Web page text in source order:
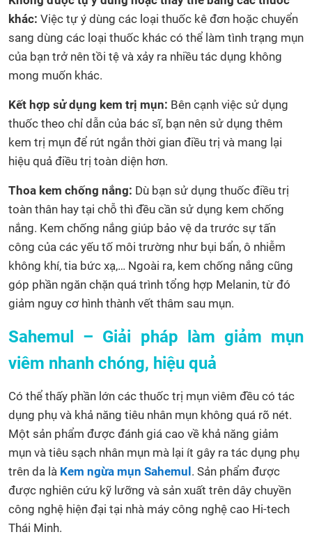
khác: Việc tự ý dùng các loại thuốc kê đơn hoặc chuyển
sang dùng các loại thuốc khác có thể làm tình trạng mụn
của bạn trở nên tồi tệ và xảy ra nhiều tác dụng không
mong muốn khác.
Kết hợp sử dụng kem trị mụn: Bên cạnh việc sử dụng
thuốc theo chỉ dẫn của bác sĩ, bạn nên sử dụng thêm
kem trị mụn để rút ngắn thời gian điều trị và mang lại
hiệu quả điều trị toàn diện hơn.
Thoa kem chống nắng: Dù bạn sử dụng thuốc điều trị
toàn thân hay tại chỗ thì đều cần sử dụng kem chống
nắng. Kem chống nắng giúp bảo vệ da trước sự tấn
công của các yếu tố môi trường như bụi bẩn, ô nhiễm
không khí, tia bức xạ,… Ngoài ra, kem chống nắng cũng
góp phần ngăn chặn quá trình tổng hợp Melanin, từ đó
giảm nguy cơ hình thành vết thâm sau mụn.
Sahemul – Giải pháp làm giảm mụn
viêm nhanh chóng, hiệu quả
Có thể thấy phần lớn các thuốc trị mụn viêm đều có tác
dụng phụ và khả năng tiêu nhân mụn không quá rõ nét.
Một sản phẩm được đánh giá cao về khả năng giảm
mụn và tiêu sạch nhân mụn mà lại ít gây ra tác dụng phụ
trên da là Kem ngừa mụn Sahemul . Sản phẩm được
được nghiên cứu kỹ lưỡng và sản xuất trên dây chuyền
công nghệ hiện đại tại nhà máy công nghệ cao Hi-tech
Thái Minh.